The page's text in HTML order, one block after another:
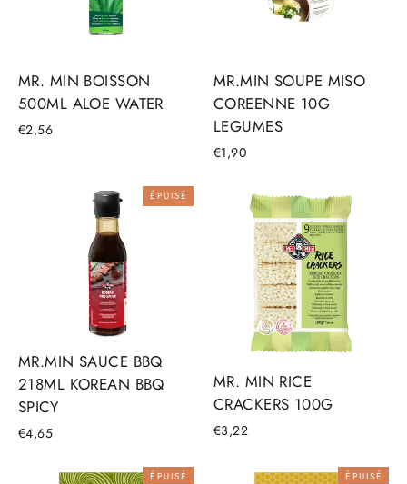
MR. MIN BOISSON
500ML ALOE WATER
€2,56
MR.MIN SOUPE MISO
COREENNE 10G
LEGUMES
€1,90
ÉPUISÉ
MR.MIN SAUCE BBQ
218ML KOREAN BBQ
SPICY
€4,65
MR. MIN RICE
CRACKERS 100G
€3,22
ÉPUISÉ ÉPUISÉ